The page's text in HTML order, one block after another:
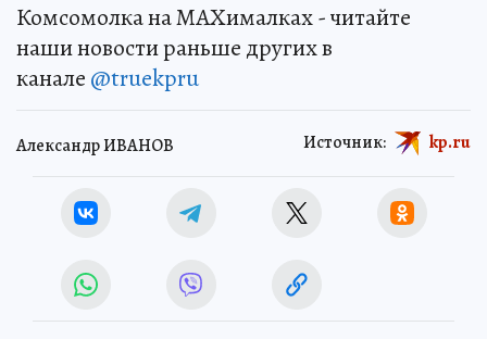
Комсомолка на MAXималках - читайте
наши новости раньше других в
канале @truekpru
Александр ИВАНОВ Источник: kp.ru